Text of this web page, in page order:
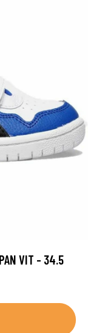
VIT - 34.5